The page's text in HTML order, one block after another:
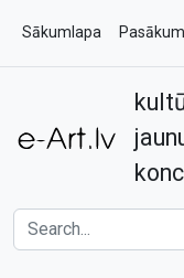
Sākumlapa
Kontakti